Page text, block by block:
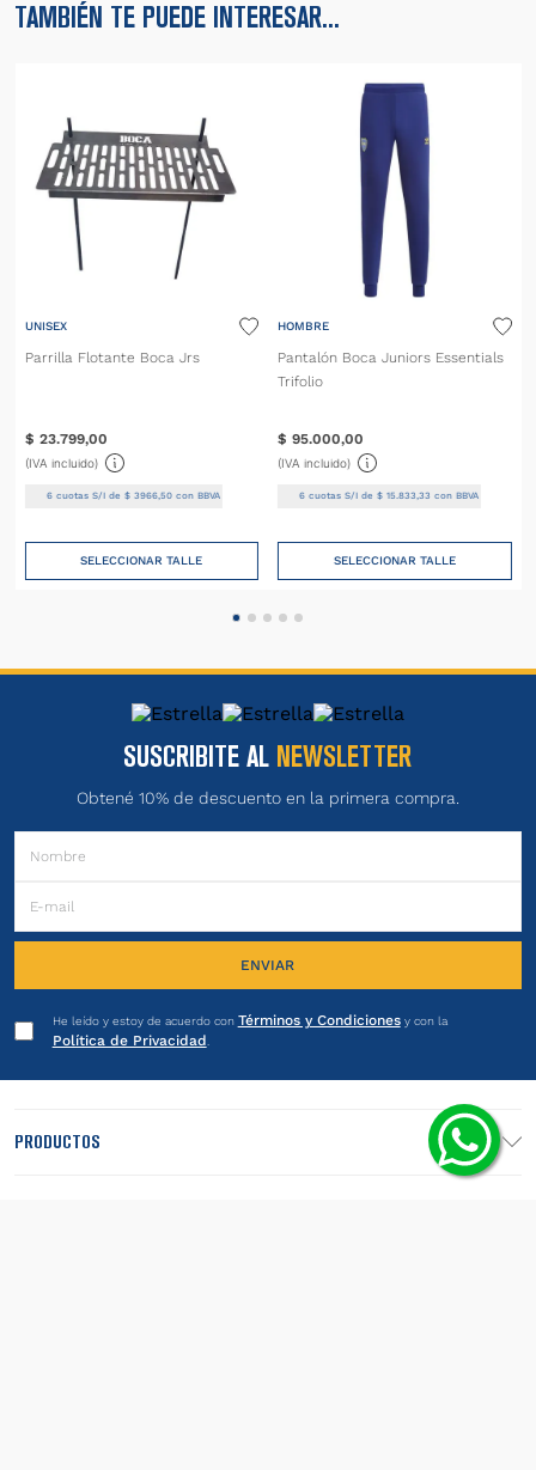
TAMBIÉN TE PUEDE INTERESAR...
UNISEX
Parrilla Flotante Boca Jrs
$ 23.799,00
(IVA incluido)
6cuotas S/I de $ 3966, 50con BBVA
SELECCIONAR TALLE
HOMBRE
Pantalón Boca Juniors Essentials
Trifolio
$ 95.000,00
(IVA incluido)
6cuotas S/I de $ 15. 833 33 con BBVA
SELECCIONAR TALLE
SUSCRIBITE AL NEWSLETTER
Obtené 10% de descuento en la primera compra.
ENVIAR
He leído y estoy de acuerdo con Términos y Condicionesy con la
Política de Privacidad
PRODUCTOS